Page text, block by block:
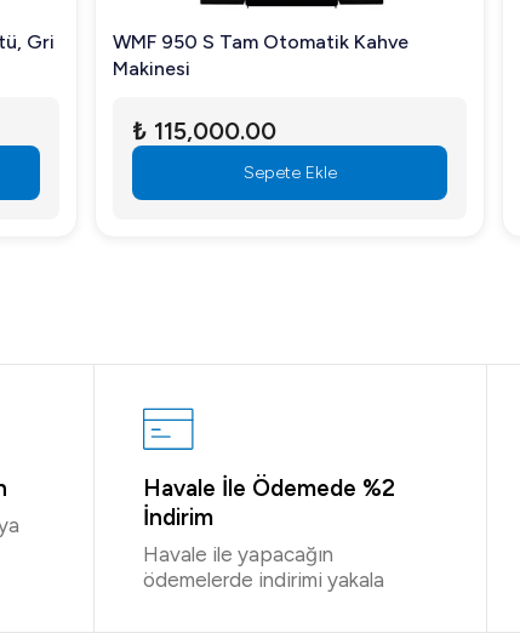
Gri
WMF 950 S Tam Otomatik Kahve
Makinesi
₺ 115,000.00
Sepete Ekle
Havale İle Ödemede %2
İndirim
Havale ile yapacağın
ödemelerde indirimi yakala